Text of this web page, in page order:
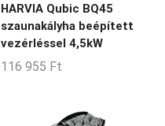
HARVIA Qubic BQ45
szaunakályha beépített
vezérléssel 4,5kW
116 955 Ft